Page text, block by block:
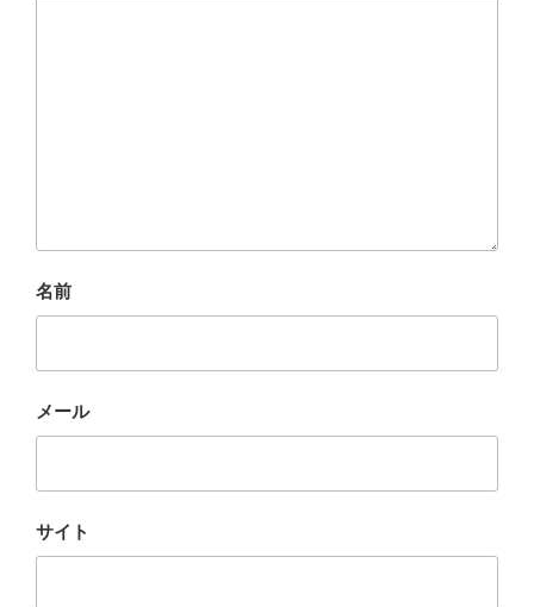
名前
メール
サイト